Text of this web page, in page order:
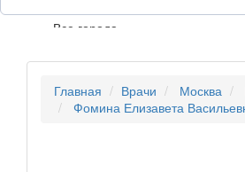
Все города
Главная Врачи Москва
Фомина Елизавета